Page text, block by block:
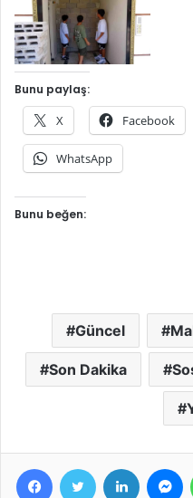
Bunu paylaş:
X Facebook
WhatsApp
Bunu beğen:
Güncel
Son Dakika
FacebookTwitter LinkedIn